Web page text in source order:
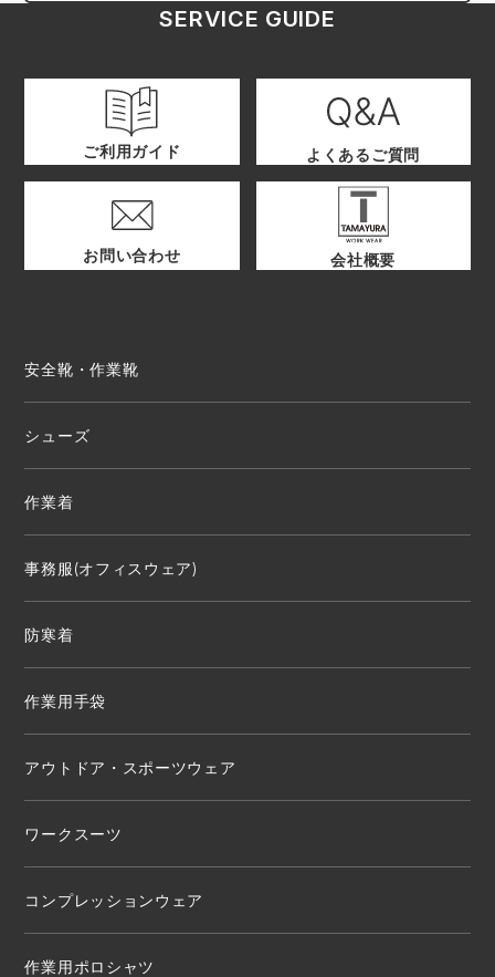
SERVICE GUIDE
ご利用ガイド よくあるご質問
お問い合わせ 会社概要
安全靴・作業靴
シューズ
作業着
事務服(オフィスウェア)
防寒着
作業用手袋
アウトドア・スポーツウェア
ワークスーツ
コンプレッションウェア
作業用ポロシャツ